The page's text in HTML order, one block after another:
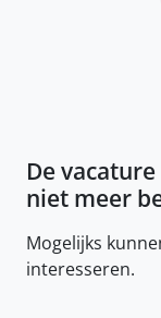
De vacature
niet meer
Mogelijks
interesseren.